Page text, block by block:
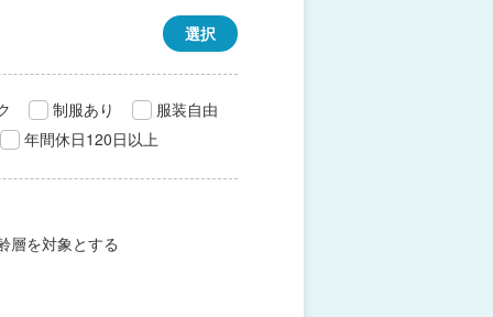
選択
制服あり
服装自由
年間休日120日以上
層を対象とする